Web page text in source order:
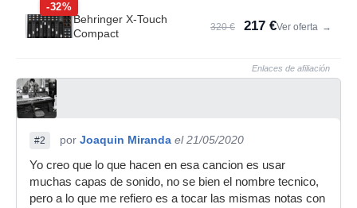
-32%
Behringer X-Touch
Compact
320 € 217 €Ver oferta →
Enlaces de afiliación
#2 por Joaquin Miranda el 21/05/2020
Yo creo que lo que hacen en esa cancion es usar
muchas capas de sonido, no se bien el nombre tecnico,
pero a lo que me refiero es a tocar las mismas notas con